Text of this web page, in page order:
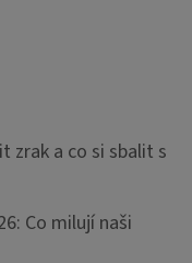
zrak a co si sbalit s
Co milují naši